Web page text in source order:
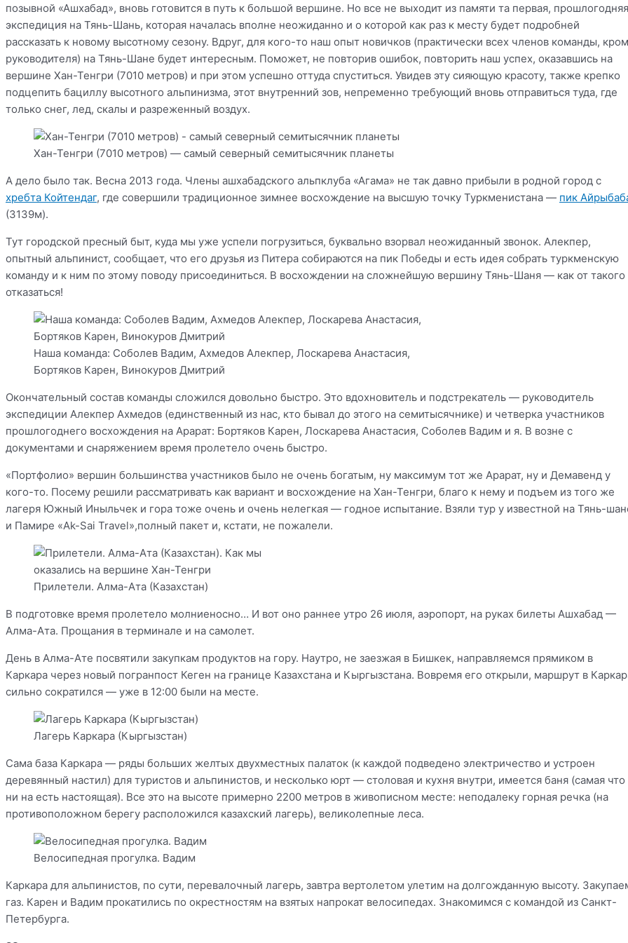
позывной «Ашхабад», вновь готовится в путь к большой вершине. Но все не выходит из памяти та первая, прошлогодняя
экспедиция на Тянь-Шань, которая началась вполне неожиданно и о которой как раз к месту будет подробней
рассказать к новому высотному сезону. Вдруг, для кого-то наш опыт новичков (практически всех членов команды,
руководителя) на Тянь-Шане будет интересным. Поможет, не повторив ошибок, повторить наш успех, оказавшись на
вершине Хан-Тенгри (7010 метров) и при этом успешно оттуда спуститься. Увидев эту сияющую красоту, также крепко
подцепить бациллу высотного альпинизма, этот внутренний зов, непременно требующий вновь отправиться туда, где
только снег, лед, скалы и разреженный воздух.
Хан-Тенгри (7010 метров) — самый северный семитысячник планеты
А дело было так. Весна 2013 года. Члены ашхабадского альпклуба «Агама» не так давно прибыли в родной город с
хребта Койтендаг, где совершили традиционное зимнее восхождение на высшую точку Туркменистана — пик
(3139м).
Тут городской пресный быт, куда мы уже успели погрузиться, буквально взорвал неожиданный звонок. Алекпер,
опытный альпинист, сообщает, что его друзья из Питера собираются на пик Победы и есть идея собрать туркменскую
команду и к ним по этому поводу присоединиться. В восхождении на сложнейшую вершину Тянь-Шаня — как от такого
отказаться!
Наша команда: Соболев Вадим, Ахмедов Алекпер, Лоскарева Анастасия,
Бортяков Карен, Винокуров Дмитрий
Окончательный состав команды сложился довольно быстро. Это вдохновитель и подстрекатель — руководитель
экспедиции Алекпер Ахмедов (единственный из нас, кто бывал до этого на семитысячнике) и четверка участников
прошлогоднего восхождения на Арарат: Бортяков Карен, Лоскарева Анастасия, Соболев Вадим и я. В возне с
документами и снаряжением время пролетело очень быстро.
«Портфолио» вершин большинства участников было не очень богатым, ну максимум тот же Арарат, ну и Демавенд у
кого-то. Посему решили рассматривать как вариант и восхождение на Хан-Тенгри, благо к нему и подъем из того же
лагеря Южный Иныльчек и гора тоже очень и очень нелегкая — годное испытание. Взяли тур у известной на Тянь-
и Памире «Ak-Sai Travel»,полный пакет и, кстати, не пожалели.
Прилетели. Алма-Ата (Казахстан)
В подготовке время пролетело молниеносно… И вот оно раннее утро 26 июля, аэропорт, на руках билеты Ашхабад —
Алма-Ата. Прощания в терминале и на самолет.
День в Алма-Ате посвятили закупкам продуктов на гору. Наутро, не заезжая в Бишкек, направляемся прямиком в
Каркара через новый погранпост Кеген на границе Казахстана и Кыргызстана. Вовремя его открыли, маршрут в
сильно сократился — уже в 12:00 были на месте.
Лагерь Каркара (Кыргызстан)
Сама база Каркара — ряды больших желтых двухместных палаток (к каждой подведено электричество и устроен
деревянный настил) для туристов и альпинистов, и несколько юрт — столовая и кухня внутри, имеется баня (самая что
ни на есть настоящая). Все это на высоте примерно 2200 метров в живописном месте: неподалеку горная речка (на
противоположном берегу расположился казахский лагерь), великолепные леса.
Велосипедная прогулка. Вадим
Каркара для альпинистов, по сути, перевалочный лагерь, завтра вертолетом улетим на долгожданную высоту.
газ. Карен и Вадим прокатились по окрестностям на взятых напрокат велосипедах. Знакомимся с командой из Санкт-
Петербурга.